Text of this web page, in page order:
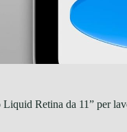
Retina da 11” per